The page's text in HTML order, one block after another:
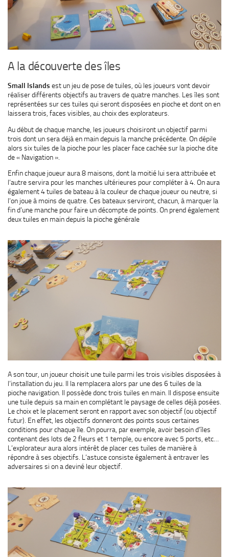
A la découverte des îles
Small Islands est un jeu de pose de tuiles, où les joueurs vont devoir
réaliser différents objectifs au travers de quatre manches. Les îles sont
représentées sur ces tuiles qui seront disposées en pioche et dont on en
laissera trois, faces visibles, au choix des explorateurs.
Au début de chaque manche, les joueurs choisiront un objectif parmi
trois dont un sera déjà en main depuis la manche précédente. On dépile
alors six tuiles de la pioche pour les placer face cachée sur la pioche dite
de « Navigation ».
Enfin chaque joueur aura 8 maisons, dont la moitié lui sera attribuée et
l’autre servira pour les manches ultérieures pour compléter à 4. On aura
également 4 tuiles de bateau à la couleur de chaque joueur ou neutre, si
l’on joue à moins de quatre. Ces bateaux serviront, chacun, à marquer la
fin d’une manche pour faire un décompte de points. On prend également
deux tuiles en main depuis la pioche générale
A son tour, un joueur choisit une tuile parmi les trois visibles disposées à
l’installation du jeu. Il la remplacera alors par une des 6 tuiles de la
pioche navigation. Il possède donc trois tuiles en main. Il dispose ensuite
une tuile depuis sa main en complétant le paysage de celles déjà posées.
Le choix et le placement seront en rapport avec son objectif (ou objectif
futur). En effet, les objectifs donneront des points sous certaines
conditions pour chaque île. On pourra, par exemple, avoir besoin d’îles
contenant des lots de 2 fleurs et 1 temple, ou encore avec 5 ports, etc…
L’explorateur aura alors intérêt de placer ces tuiles de manière à
répondre à ses objectifs. L’astuce consiste également à entraver les
adversaires si on a deviné leur objectif.